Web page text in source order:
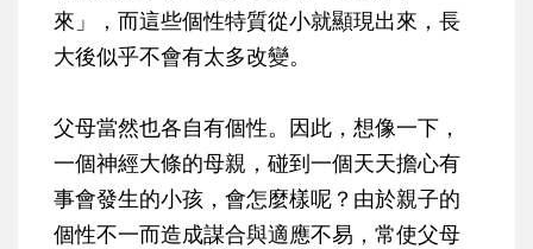
來」，而這些個性特質從小就顯現出來，長
大後似乎不會有太多改變。
父母當然也各自有個性。因此，想像一下，
一個神經大條的母親，碰到一個天天擔心有
事會發生的小孩，會怎麼樣呢？由於親子的
個性不一而造成謀合與適應不易，常使父母